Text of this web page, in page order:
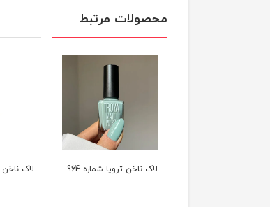
محصولات مرتبط
لاک ناخن ترویا شماره 964 لاک ناخن